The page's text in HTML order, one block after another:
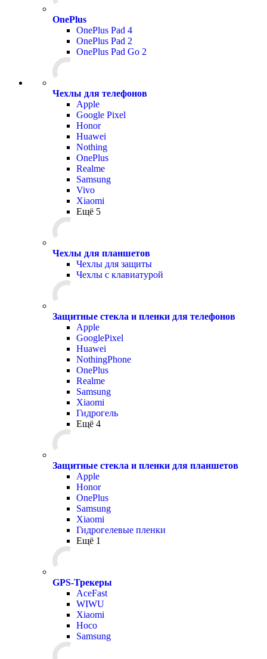
OnePlus
OnePlus Pad 4
OnePlus Pad 2
OnePlus Pad Go 2
Чехлы для телефонов
Apple
Google Pixel
Honor
Huawei
Nothing
OnePlus
Realme
Samsung
Vivo
Xiaomi
Ещё 5
Чехлы для планшетов
Чехлы для защиты
Чехлы с клавиатурой
Защитные стекла и пленки для телефонов
Apple
GooglePixel
Huawei
NothingPhone
OnePlus
Realme
Samsung
Xiaomi
Гидрогель
Ещё 4
Защитные стекла и пленки для планшетов
Apple
Honor
OnePlus
Samsung
Xiaomi
Гидрогелевые пленки
Ещё 1
GPS-Трекеры
AceFast
WIWU
Xiaomi
Hoco
Samsung